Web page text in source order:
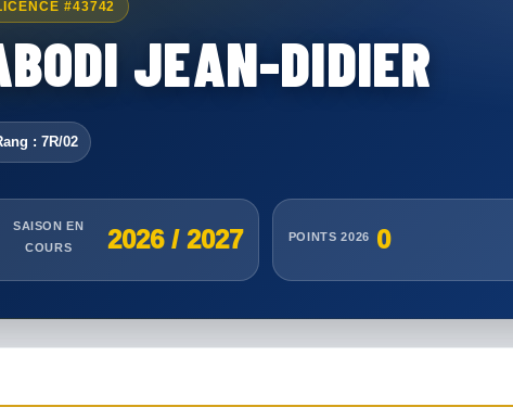
#43742
JEAN-DIDIER
: 7R/02
SAISON EN
COURS
2026 / 2027 POINTS 2026 0